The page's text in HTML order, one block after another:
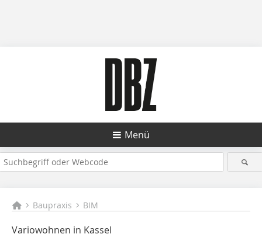
Menü
Baupraxis BIM
Variowohnen in Kassel